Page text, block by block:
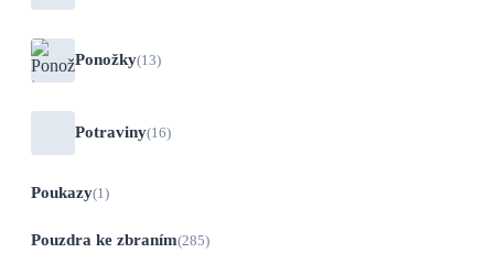
Ponožky(13)
Potraviny(16)
Poukazy(1)
Pouzdra ke zbraním(285)